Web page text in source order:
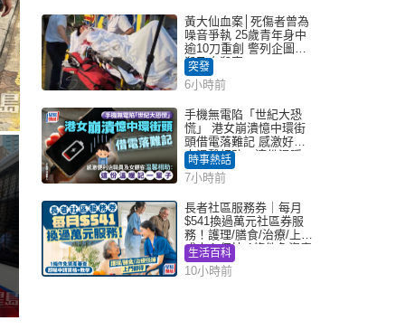
黃大仙血案│死傷者曾為
噪音爭執 25歲青年身中
逾10刀重創 警列企圖謀
殺及自殺案
突發
6小時前
手機無電陷「世紀大恐
慌」 港女崩潰憶中環街
頭借電落難記 感激好心
人溫馨相助：這份溫暖
記一輩子｜Juicy叮
時事熱話
7小時前
長者社區服務券｜每月
$541換過萬元社區券服
務！護理/膳食/治療/上門
或中心任揀 1條件免資產
審查（附申請資格及教
學）
生活百科
10小時前